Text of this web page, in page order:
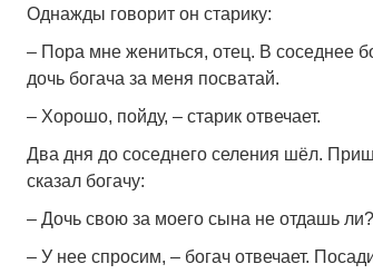
Однажды говорит он старику:
– Пора мне жениться, отец. В соседнее
дочь богача за меня посватай.
– Хорошо, пойду, – старик отвечает.
Два дня до соседнего селения шёл.
сказал богачу:
– Дочь свою за моего сына не отдашь ли?
– У нее спросим, – богач отвечает.